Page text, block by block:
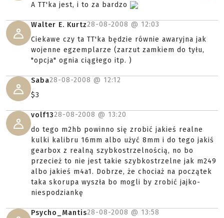
A TT'ka jest, i to za bardzo
Walter E. Kurtz28-08-2008 @ 12:03
Ciekawe czy ta TT'ka będzie równie awaryjna jak
wojenne egzemplarze (zarzut zamkiem do tyłu,
"opcja" ognia ciągłego itp. )
Saba28-08-2008 @ 12:12
$3
volf1328-08-2008 @ 13:20
do tego m2hb powinno się zrobić jakieś realne
kulki kalibru 16mm albo użyć 8mm i do tego jakiś
gearbox z realną szybkostrzelnością, no bo
przecież to nie jest takie szybkostrzelne jak m249
albo jakieś m4a1. Dobrze, że chociaż na początek
taka skorupa wyszła bo mogli by zrobić jajko-
niespodziankę
Psycho_Mantis28-08-2008 @ 13:58